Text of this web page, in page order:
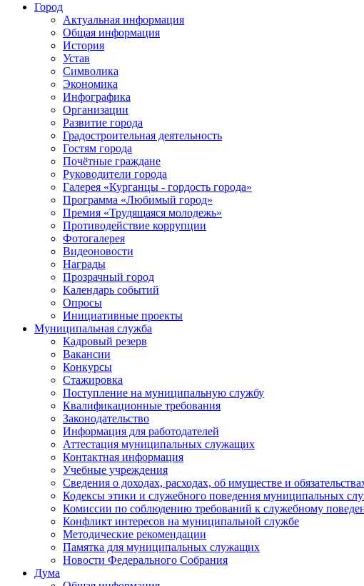
Город
Актуальная информация
Общая информация
История
Устав
Символика
Экономика
Инфографика
Организации
Развитие города
Градостроительная деятельность
Гостям города
Почётные граждане
Руководители города
Галерея «Курганцы - гордость города»
Программа «Любимый город»
Премия «Трудящаяся молодежь»
Противодействие коррупции
Фотогалерея
Видеоновости
Награды
Прозрачный город
Календарь событий
Опросы
Инициативные проекты
Муниципальная служба
Кадровый резерв
Вакансии
Конкурсы
Стажировка
Поступление на муниципальную службу
Квалификационные требования
Законодательство
Информация для работодателей
Аттестация муниципальных служащих
Контактная информация
Учебные учреждения
Сведения о доходах, расходах, об имуществе и
Кодексы этики и служебного поведения муниципальных
Комиссии по соблюдению требований к служебному
Конфликт интересов на муниципальной службе
Методические рекомендации
Памятка для муниципальных служащих
Новости Федерального Cобрания
Дума